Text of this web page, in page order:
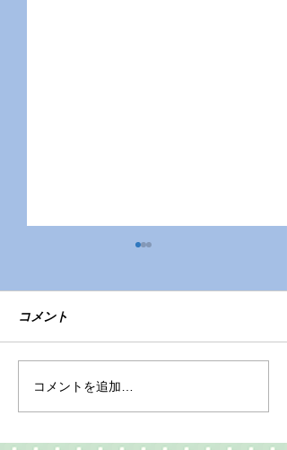
令和7年度園児募集
コメント
コメントを追加…